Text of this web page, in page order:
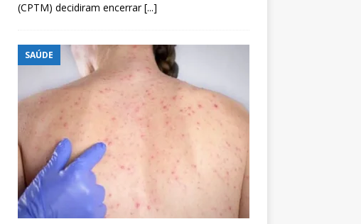
(CPTM) decidiram encerrar[...]
SAÚDE